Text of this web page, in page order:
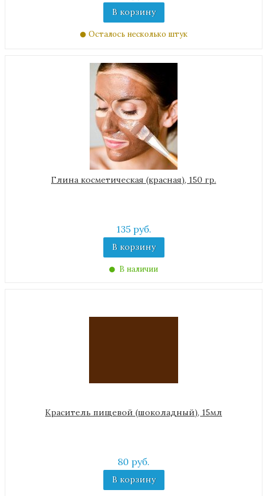
В корзину
Осталось несколько штук
Глина косметическая (красная), 150 гр.
135 руб.
В корзину
В наличии
Краситель пищевой (шоколадный), 15мл
80 руб.
В корзину